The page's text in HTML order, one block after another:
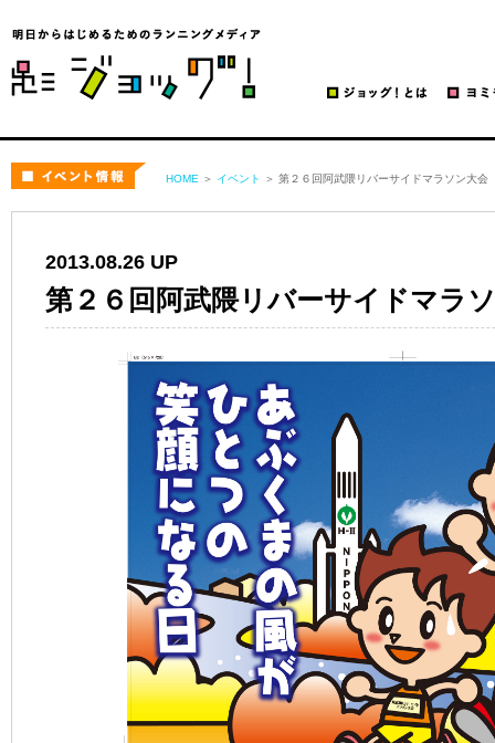
HOME ＞ イベント ＞ 第２６回阿武隈リバーサイドマラソン大会
2013.08.26 UP
第２６回阿武隈リバーサイドマラ